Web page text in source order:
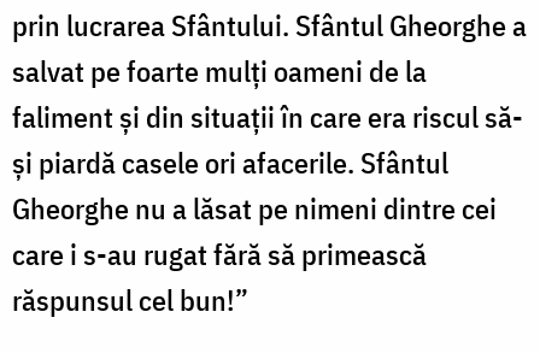
prin lucrarea Sfântului. Sfântul Gheorghe a
salvat pe foarte mulți oameni de la
faliment și din situații în care era riscul să-
și piardă casele ori afacerile. Sfântul
Gheorghe nu a lăsat pe nimeni dintre cei
care i s-au rugat fără să primească
răspunsul cel bun!”